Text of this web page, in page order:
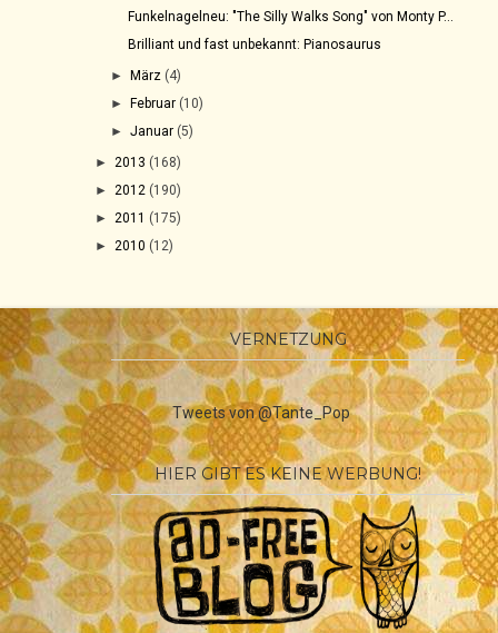
Funkelnagelneu: "The Silly Walks Song" von Monty P...
Brilliant und fast unbekannt: Pianosaurus
►März (4)
►Februar (10)
►Januar (5)
► 2013 (168)
► 2012 (190)
► 2011 (175)
► 2010 (12)
VERNETZUNG
Tweets von @Tante_Pop
HIER GIBT ES KEINE WERBUNG!